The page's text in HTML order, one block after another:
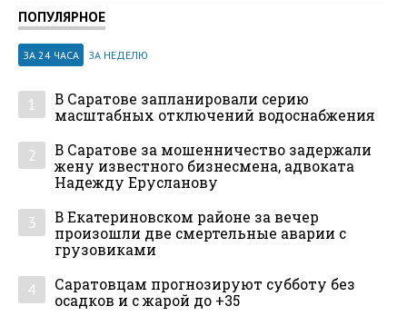
ПОПУЛЯРНОЕ
ЗА 24 ЧАСА ЗА НЕДЕЛЮ
1
В Саратове запланировали серию
масштабных отключений водоснабжения
2
В Саратове за мошенничество задержали
жену известного бизнесмена, адвоката
Надежду Ерусланову
3
В Екатериновском районе за вечер
произошли две смертельные аварии с
грузовиками
4
Саратовцам прогнозируют субботу без
осадков и с жарой до +35